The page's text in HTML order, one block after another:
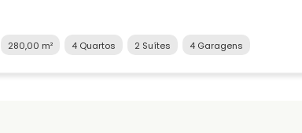
praticidade e uma localização privilegiada. Conheça seu
novo endereço. Destaques do imóvel: - 4 dormitórios, sendo
280,00 m² 4 Quartos 2 Suítes 4 Garagens